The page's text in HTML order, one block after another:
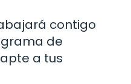
contigo
de
a tus